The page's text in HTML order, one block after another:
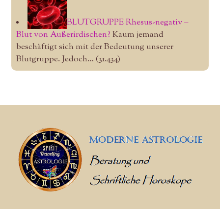
BLUTGRUPPE Rhesus-negativ –
Blut von Außerirdischen? Kaum jemand
beschäftigt sich mit der Bedeutung unserer
Blutgruppe. Jedoch… (31.434)